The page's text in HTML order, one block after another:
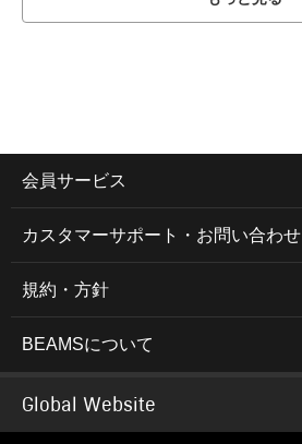
会員サービス
カスタマーサポート・お問い合わせ
規約・方針
BEAMSについて
Global Website